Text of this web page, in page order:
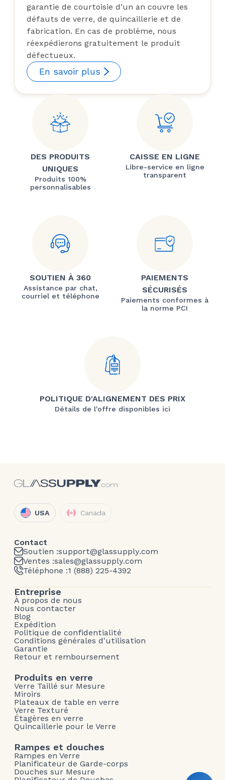
garantie de courtoisie d’un an couvre les
défauts de verre, de quincaillerie et de
fabrication. En cas de problème, nous
réexpédierons gratuitement le produit
défectueux.
En savoir plus
DES PRODUITS
UNIQUES
Produits 100%
personnalisables
CAISSE EN LIGNE
Libre-service en ligne
transparent
SOUTIEN À 360
Assistance par chat,
courriel et téléphone
PAIEMENTS
SÉCURISÉS
Paiements conformes à
la norme PCI
POLITIQUE D'ALIGNEMENT DES PRIX
Détails de l'offre disponibles ici
USA Canada
Contact
Soutien :support@glassupply.com
Ventes :sales@glassupply.com
Téléphone :1 (888) 225-4392
Entreprise
À propos de nous
Nous contacter
Blog
Expédition
Politique de confidentialité
Conditions générales d'utilisation
Garantie
Retour et remboursement
Produits en verre
Verre Taillé sur Mesure
Miroirs
Plateaux de table en verre
Verre Texturé
Étagères en verre
Quincaillerie pour le Verre
Rampes et douches
Rampes en Verre
Planificateur de Garde-corps
Douches sur Mesure